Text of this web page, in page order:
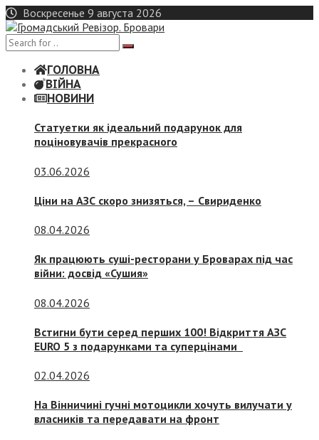
Skip
to
content
Воскресенье 9 августа 2026
ГОЛОВНА
ВІЙНА
НОВИНИ
Статуетки як ідеальний подарунок для
поціновувачів прекрасного
03.06.2026
Ціни на АЗС скоро знизяться, – Свириденко
08.04.2026
Як працюють суші-ресторани у Броварах під час
війни: досвід «Сушия»
08.04.2026
Встигни бути серед перших 100! Відкриття АЗС
EURO 5 з подарунками та суперцінами
02.04.2026
На Вінничині гучні мотоцикли хочуть вилучати у
власників та передавати на фронт